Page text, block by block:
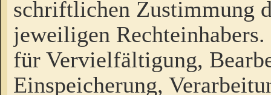
schriftlichen Zustimmung
jeweiligen
für Vervielfältigung,
Einspeicherung,